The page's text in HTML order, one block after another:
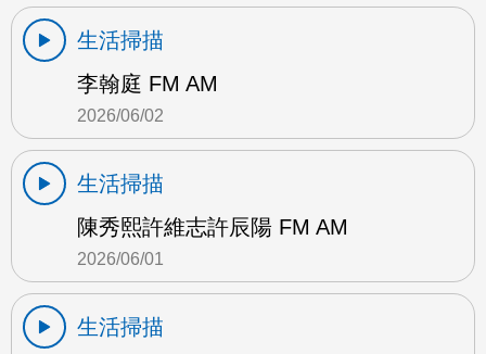
生活掃描
李翰庭 FM AM
2026/06/02
生活掃描
陳秀熙許維志許辰陽 FM AM
2026/06/01
生活掃描